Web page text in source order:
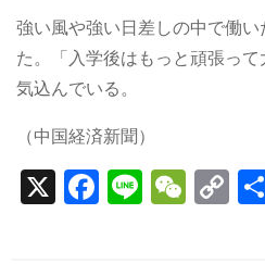
強い風や強い日差しの中で働
た。「入学後はもっと頑張っ
気込んでいる。
（中国経済新聞）
X F
a
Li
n
W
e
C
o